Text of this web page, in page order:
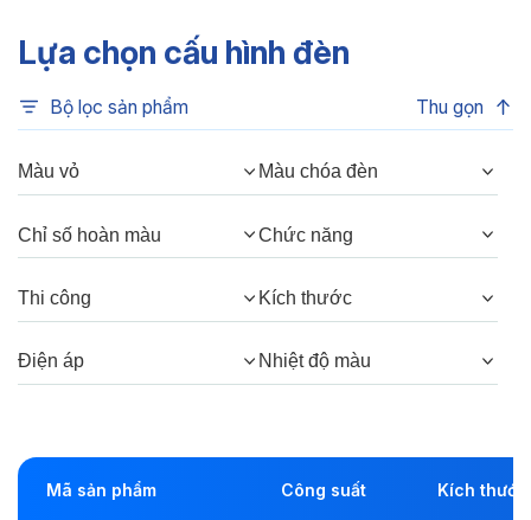
Nhiệt độ màu:6500K, 4000K, 3500K,
3000K
Chỉ số hoàn màu:
Quang thông:
240lm(C), 240lm(N),
Góc chiếu:38°, 24°
Thông số Điện & Lắp đặt
Điều hướng:
Có chỉnh hướng
Lựa chọn cấu hình đèn
Bộ lọc sản phẩm Thu gọn
Màu vỏ Màu chóa đèn
Chỉ số hoàn màu Chức năng
Thi công Kích thước
Điện áp Nhiệt độ màu
Mã sản phẩm Công suất Kích thước